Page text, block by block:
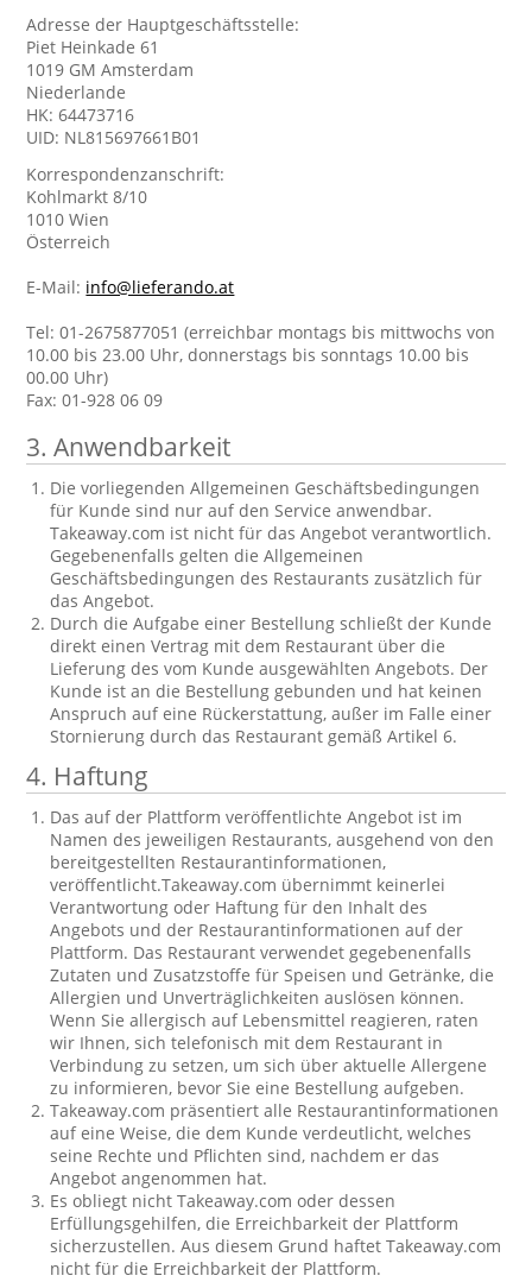
Adresse der Hauptgeschäftsstelle:
Piet Heinkade 61
1019 GM Amsterdam
Niederlande
HK: 64473716
UID: NL815697661B01
Korrespondenzanschrift:
Kohlmarkt 8/10
1010 Wien
Österreich
E-Mail: info@lieferando.at
Tel: 01-2675877051 (erreichbar montags bis mittwochs von
10.00 bis 23.00 Uhr, donnerstags bis sonntags 10.00 bis
00.00 Uhr)
Fax: 01-928 06 09
3. Anwendbarkeit
Die vorliegenden Allgemeinen Geschäftsbedingungen
für Kunde sind nur auf den Service anwendbar.
Takeaway.com ist nicht für das Angebot verantwortlich.
Gegebenenfalls gelten die Allgemeinen
Geschäftsbedingungen des Restaurants zusätzlich für
das Angebot.
Durch die Aufgabe einer Bestellung schließt der Kunde
direkt einen Vertrag mit dem Restaurant über die
Lieferung des vom Kunde ausgewählten Angebots. Der
Kunde ist an die Bestellung gebunden und hat keinen
Anspruch auf eine Rückerstattung, außer im Falle einer
Stornierung durch das Restaurant gemäß Artikel 6.
4. Haftung
Das auf der Plattform veröffentlichte Angebot ist im
Namen des jeweiligen Restaurants, ausgehend von den
bereitgestellten Restaurantinformationen,
veröffentlicht.Takeaway.com übernimmt keinerlei
Verantwortung oder Haftung für den Inhalt des
Angebots und der Restaurantinformationen auf der
Plattform. Das Restaurant verwendet gegebenenfalls
Zutaten und Zusatzstoffe für Speisen und Getränke, die
Allergien und Unverträglichkeiten auslösen können.
Wenn Sie allergisch auf Lebensmittel reagieren, raten
wir Ihnen, sich telefonisch mit dem Restaurant in
Verbindung zu setzen, um sich über aktuelle Allergene
zu informieren, bevor Sie eine Bestellung aufgeben.
Takeaway.com präsentiert alle Restaurantinformationen
auf eine Weise, die dem Kunde verdeutlicht, welches
seine Rechte und Pflichten sind, nachdem er das
Angebot angenommen hat.
Es obliegt nicht Takeaway.com oder dessen
Erfüllungsgehilfen, die Erreichbarkeit der Plattform
sicherzustellen. Aus diesem Grund haftet Takeaway.com
nicht für die Erreichbarkeit der Plattform.